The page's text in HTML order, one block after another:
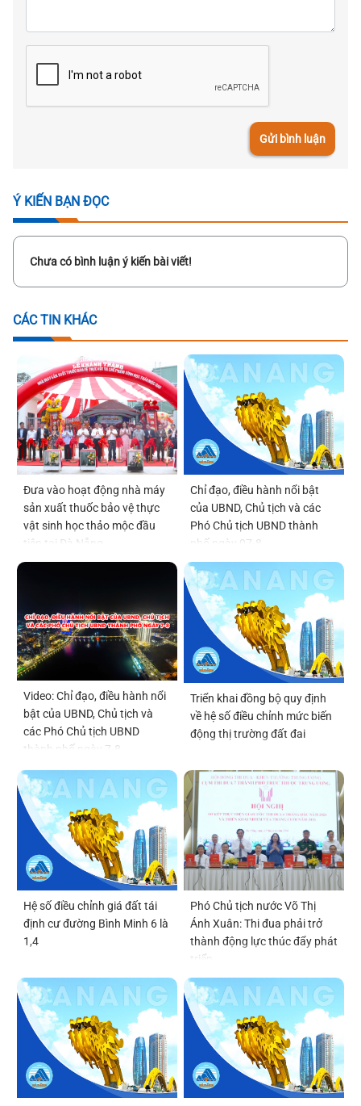
Gửi bình luận
Ý KIẾN BẠN ĐỌC
Chưa có bình luận ý kiến bài viết!
CÁC TIN KHÁC
Đưa vào hoạt động nhà máy
sản xuất thuốc bảo vệ thực
vật sinh học thảo mộc đầu
tiên tại Đà Nẵng
Chỉ đạo, điều hành nổi bật
của UBND, Chủ tịch và các
Phó Chủ tịch UBND thành
phố ngày 07-8
Video: Chỉ đạo, điều hành nổi
bật của UBND, Chủ tịch và
các Phó Chủ tịch UBND
thành phố ngày 7-8
Triển khai đồng bộ quy định
về hệ số điều chỉnh mức biến
động thị trường đất đai
Hệ số điều chỉnh giá đất tái
định cư đường Bình Minh 6 là
1,4
Phó Chủ tịch nước Võ Thị
Ánh Xuân: Thi đua phải trở
thành động lực thúc đẩy phát
triển